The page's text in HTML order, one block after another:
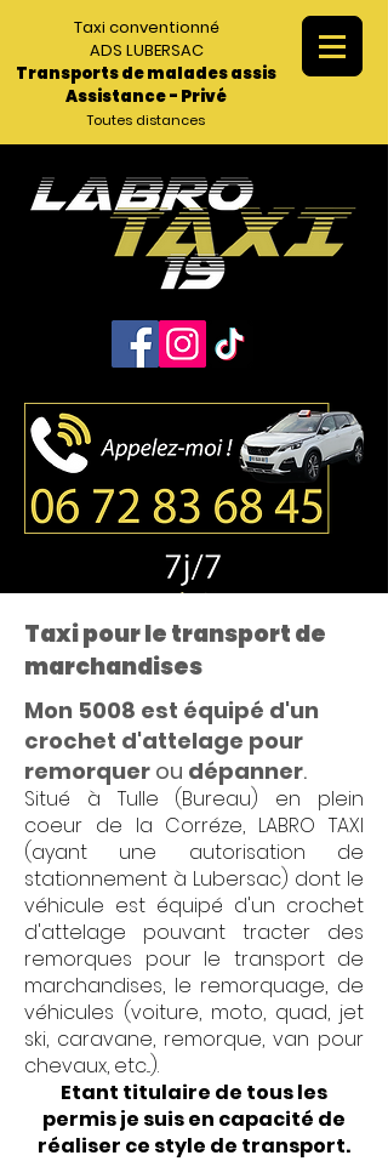
Taxi conventionné
ADS LUBERSAC
Transports de malades assis
Assistance - Privé
Toutes distances
Taxi pour le transport de
marchandises
Mon 5008 est équipé d'un
crochet d'attelage pour
remorquer ou dépanner.
Situé à Tulle (Bureau) en plein
coeur de la Corréze, LABRO TAXI
(ayant une autorisation de
stationnement à Lubersac) dont le
véhicule est équipé d'un crochet
d'attelage pouvant tracter des
remorques pour le transport de
marchandises, le remorquage, de
véhicules (voiture, moto, quad, jet
ski, caravane, remorque, van pour
chevaux, etc...).
Etant titulaire de tous les
permis je suis en capacité de
réaliser ce style de transport.